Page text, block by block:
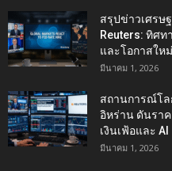
สรุปข่าวเศรษ
Reuters: ทิศท
และโอกาสใหม่
มีนาคม 1, 2026
สถานการณ์โล
อิหร่าน ดันรา
เงินเฟ้อและ AI
มีนาคม 1, 2026